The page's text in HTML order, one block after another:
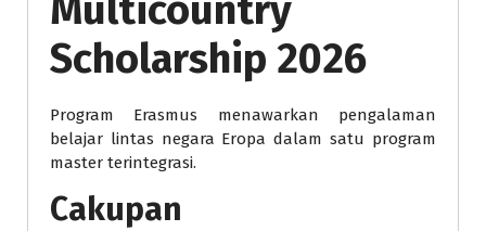
Multicountry
Scholarship 2026
Program Erasmus menawarkan pengalaman
belajar lintas negara Eropa dalam satu program
master terintegrasi.
Cakupan